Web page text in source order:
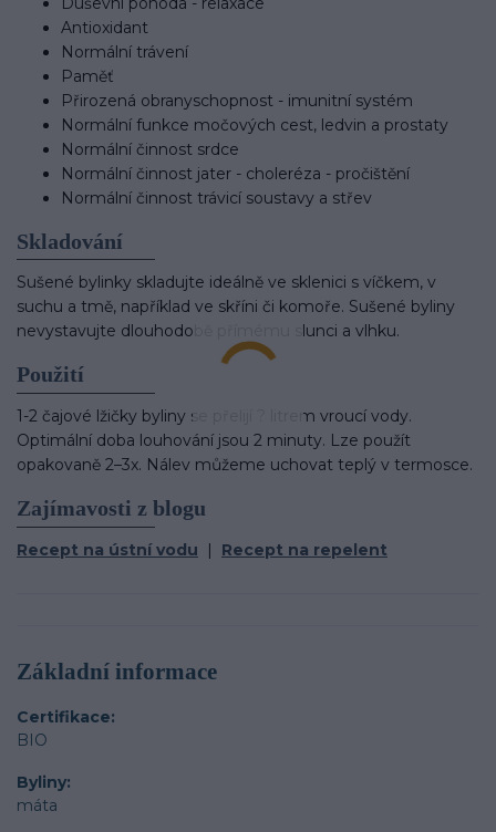
Antioxidant
Normální trávení
Paměť
Přirozená obranyschopnost - imunitní systém
Normální funkce močových cest, ledvin a prostaty
Normální činnost srdce
Normální činnost jater - choleréza - pročištění
Normální činnost trávicí soustavy a střev
Skladování
Sušené bylinky skladujte ideálně ve sklenici s víčkem, v
suchu a tmě, například ve skříni či komoře. Sušené byliny
nevystavujte dlouhodobě přímému slunci a vlhku.
Použití
1-2 čajové lžičky byliny se přelijí ? litrem vroucí vody.
Optimální doba louhování jsou 2 minuty. Lze použít
opakovaně 2–3x. Nálev můžeme uchovat teplý v termosce.
Zajímavosti z blogu
Recept na ústní vodu | Recept na repelent
Základní informace
Certifikace
BIO
Byliny
máta